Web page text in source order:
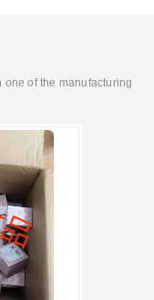
of the manufacturing